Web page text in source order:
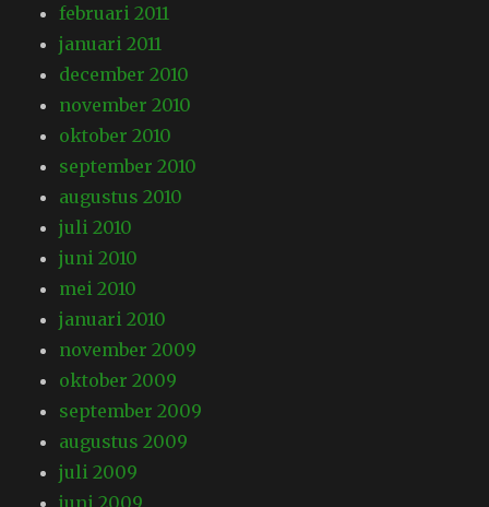
februari 2011
januari 2011
december 2010
november 2010
oktober 2010
september 2010
augustus 2010
juli 2010
juni 2010
mei 2010
januari 2010
november 2009
oktober 2009
september 2009
augustus 2009
juli 2009
juni 2009